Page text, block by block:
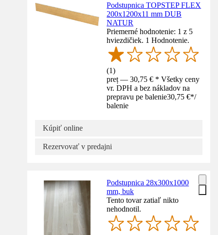
Podstupnica TOPSTEP FLEX
200x1200x11 mm DUB
NATUR
Priemerné hodnotenie: 1 z 5
hviezdičiek. 1 Hodnotenie.
(1)
preț — 30,75 € * Všetky ceny
vr. DPH a bez nákladov na
prepravu pe balenie30,75 €*/
balenie
Kúpiť online
Rezervovať v predajni
Podstupnica 28x300x1000
mm, buk
Tento tovar zatiaľ nikto
nehodnotil.